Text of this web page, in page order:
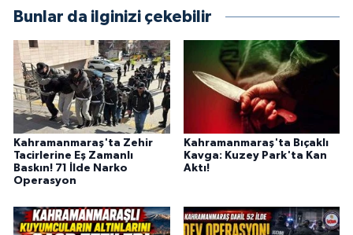
Bunlar da ilginizi çekebilir
Kahramanmaraş'ta Zehir
Tacirlerine Eş Zamanlı
Baskın! 71 İlde Narko
Operasyon
Kahramanmaraş'ta Bıçaklı
Kavga: Kuzey Park'ta Kan
Aktı!
HABERDE İNSAN